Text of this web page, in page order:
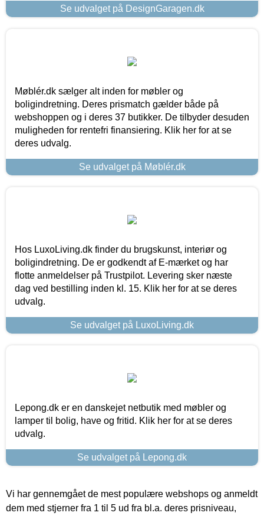
Se udvalget på DesignGaragen.dk
Møblér.dk sælger alt inden for møbler og
boligindretning. Deres prismatch gælder både på
webshoppen og i deres 37 butikker. De tilbyder desuden
muligheden for rentefri finansiering. Klik her for at se
deres udvalg.
Se udvalget på Møblér.dk
Hos LuxoLiving.dk finder du brugskunst, interiør og
boligindretning. De er godkendt af E-mærket og har
flotte anmeldelser på Trustpilot. Levering sker næste
dag ved bestilling inden kl. 15. Klik her for at se deres
udvalg.
Se udvalget på LuxoLiving.dk
Lepong.dk er en danskejet netbutik med møbler og
lamper til bolig, have og fritid. Klik her for at se deres
udvalg.
Se udvalget på Lepong.dk
Vi har gennemgået de mest populære webshops og anmeldt
dem med stjerner fra 1 til 5 ud fra bl.a. deres prisniveau,